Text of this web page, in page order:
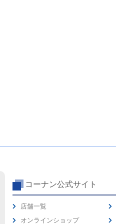
コーナン公式サイト
店舗一覧
オンラインショップ